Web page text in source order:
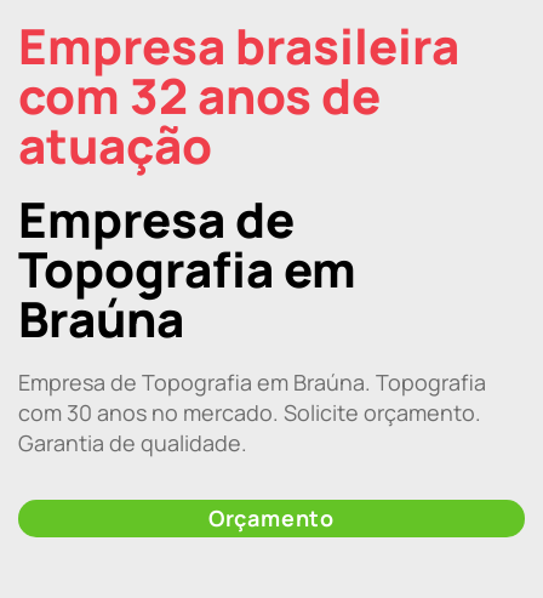
Empresa brasileira
com 32 anos de
atuação
Empresa de
Topografia em
Braúna
Empresa de Topografia em Braúna. Topografia
com 30 anos no mercado. Solicite orçamento.
Garantia de qualidade.
Orçamento